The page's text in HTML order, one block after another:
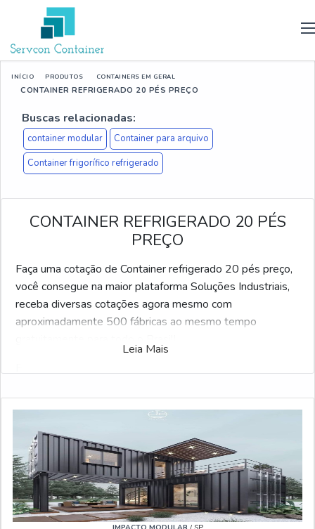
INÍCIO PRODUTOS CONTAINERS EM GERAL
CONTAINER REFRIGERADO 20 PÉS PREÇO
Buscas relacionadas:
container modular​
Container para arquivo
Container frigorífico refrigerado
CONTAINER REFRIGERADO 20 PÉS
PREÇO
Faça uma cotação de Container refrigerado 20 pés preço,
você consegue na maior plataforma Soluções Industriais,
receba diversas cotações agora mesmo com
aproximadamente 500 fábricas ao mesmo tempo
ramo. Para solicitar uma cotação de Container refrigerado
20 pés preço, selecione uma das empresas listados
adiante:
Veja também:Aluguel de Container.
Leia Mais